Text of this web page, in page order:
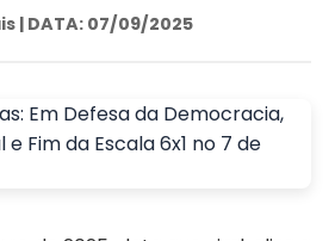
| DATA: 07/09/2025